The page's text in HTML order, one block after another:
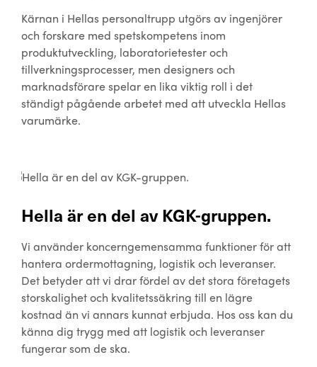
Kärnan i Hellas personaltrupp utgörs av ingenjörer
och forskare med spetskompetens inom
produktutveckling, laboratorietester och
tillverkningsprocesser, men designers och
marknadsförare spelar en lika viktig roll i det
ständigt pågående arbetet med att utveckla Hellas
varumärke.
Hella är en del av KGK-gruppen.
Vi använder koncerngemensamma funktioner för att
hantera ordermottagning, logistik och leveranser.
Det betyder att vi drar fördel av det stora företagets
storskalighet och kvalitetssäkring till en lägre
kostnad än vi annars kunnat erbjuda. Hos oss kan du
känna dig trygg med att logistik och leveranser
fungerar som de ska.